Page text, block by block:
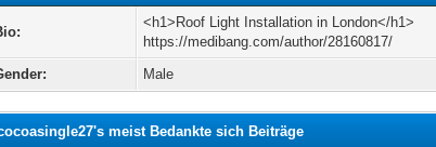
<h1>Roof Light Installation in London</h1>
https://medibang.com/author/28160817/
Male
meist Bedankte sich Beiträge